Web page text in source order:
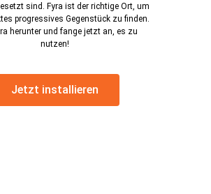
sind. Fyra ist der richtige Ort, um
progressives Gegenstück zu finden.
herunter und fange jetzt an, es zu
nutzen!
Jetzt installieren